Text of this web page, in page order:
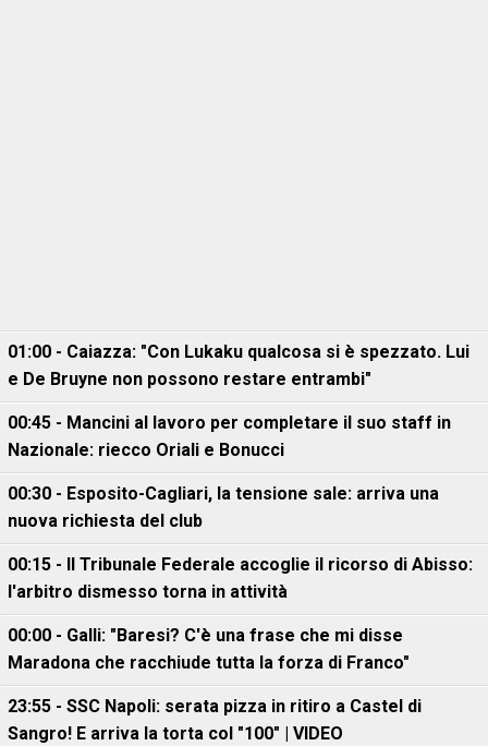
01:00 - Caiazza: "Con Lukaku qualcosa si è spezzato. Lui
e De Bruyne non possono restare entrambi"
00:45 - Mancini al lavoro per completare il suo staff in
Nazionale: riecco Oriali e Bonucci
00:30 - Esposito-Cagliari, la tensione sale: arriva una
nuova richiesta del club
00:15 - Il Tribunale Federale accoglie il ricorso di Abisso:
l'arbitro dismesso torna in attività
00:00 - Galli: "Baresi? C'è una frase che mi disse
Maradona che racchiude tutta la forza di Franco"
23:55 - SSC Napoli: serata pizza in ritiro a Castel di
Sangro! E arriva la torta col "100" | VIDEO